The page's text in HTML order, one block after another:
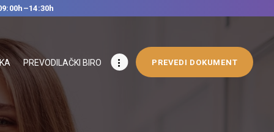
PREVODILAČKI BIRO PREVEDI DOKUMENT